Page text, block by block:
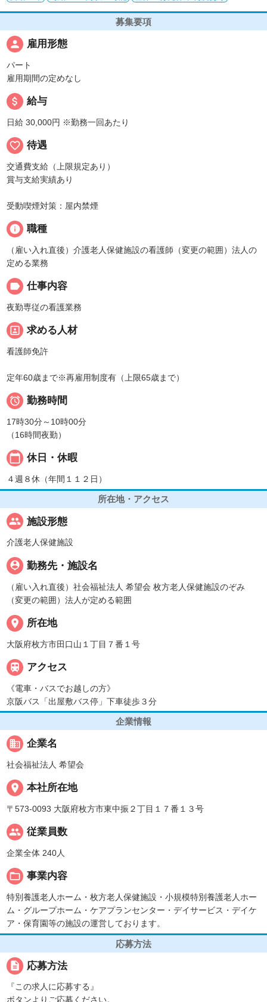
募集要項
person 雇用形態
パート
雇用期間の定めなし
attach_money 給与
日給 30,000円 ※勤務一回あたり
favorite_border 待遇
交通費支給（上限規定あり）
賞与支給実績あり
受動喫煙対策：屋内禁煙
info 職種
（雇い入れ直後）介護老人保健施設の看護師（変更の範囲）法人の
定める業務
label 仕事内容
夜勤専従の看護業務
portrait 求める人材
看護師免許
定年60歳まで※再雇用制度有（上限65歳まで）
 勤務時間
17時30分～10時00分
（16時間夜勤）
calendar_today 休日・休暇
４週８休（年間１１２日）
所在地・アクセス
people 施設形態
介護老人保健施設
person_pin 勤務先・施設名
（雇い入れ直後）社会福祉法人 希望会 枚方老人保健施設のぞみ
（変更の範囲）法人が定める範囲
place 所在地
大阪府枚方市田口山１丁目７番１号
 アクセス
《電車・バスでお越しの方》
京阪バス「出屋敷バス停」下車徒歩３分
企業情報
business 企業名
社会福祉法人 希望会
place 本社所在地
〒573-0093 大阪府枚方市東中振２丁目１７番１３号
people 従業員数
企業全体 240人
folder_open 事業内容
特別養護老人ホーム・枚方老人保健施設・小規模特別養護老人ホー
ム・グループホーム・ケアプランセンター・デイサービス・デイケ
ア・保育園等の施設の運営しております。
応募方法
description 応募方法
『この求人に応募する』
ボタンよりご応募ください。